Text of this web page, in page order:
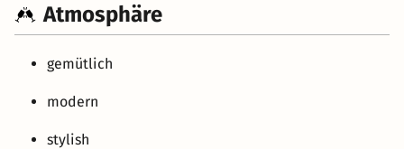
Atmosphäre
gemütlich
modern
stylish